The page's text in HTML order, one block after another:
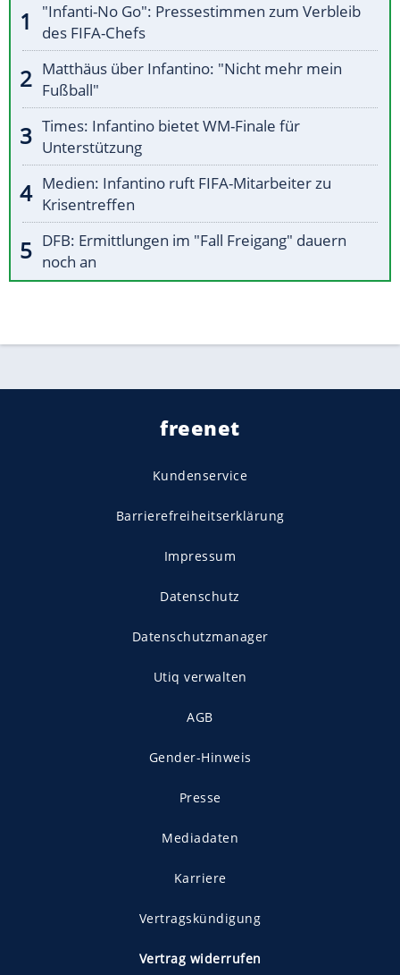
"Infanti-No Go": Pressestimmen zum Verbleib
des FIFA-Chefs
Matthäus über Infantino: "Nicht mehr mein
Fußball"
Times: Infantino bietet WM-Finale für
Unterstützung
Medien: Infantino ruft FIFA-Mitarbeiter zu
Krisentreffen
DFB: Ermittlungen im "Fall Freigang" dauern
noch an
freenet
Kundenservice
Barrierefreiheitserklärung
Impressum
Datenschutz
Datenschutzmanager
Utiq verwalten
AGB
Gender-Hinweis
Presse
Mediadaten
Karriere
Vertragskündigung
Vertrag widerrufen